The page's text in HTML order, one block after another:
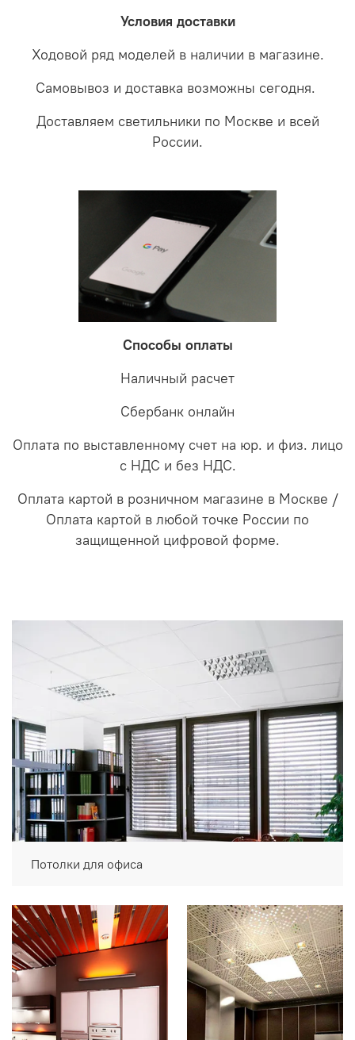
Условия доставки
Ходовой ряд моделей в наличии в магазине.
Самовывоз и доставка возможны сегодня.
Доставляем светильники по Москве и всей
России.
Способы оплаты
Наличный расчет
Сбербанк онлайн
Оплата по выставленному счет на юр. и физ. лицо
с НДС и без НДС.
Оплата картой в розничном магазине в Москве /
Оплата картой в любой точке России по
защищенной цифровой форме.
Потолки для офиса